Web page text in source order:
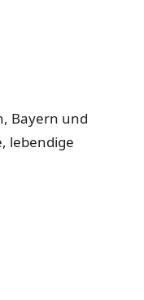
Bayern und
lebendige